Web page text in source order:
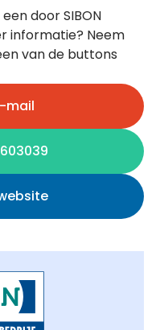
door SIBON
informatie? Neem
van de buttons
mail